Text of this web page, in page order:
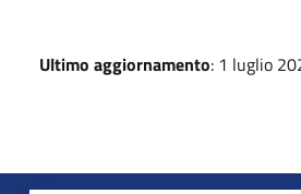
Ultimo aggiornamento: 1 luglio